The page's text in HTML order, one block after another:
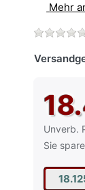
Mehr
Unverb.
Die
Sie